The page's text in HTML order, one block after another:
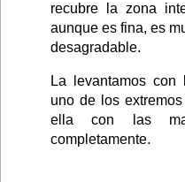
recubre la zona
aunque es fina, es
desagradable.
La levantamos
uno de los
ella con las
completamente.